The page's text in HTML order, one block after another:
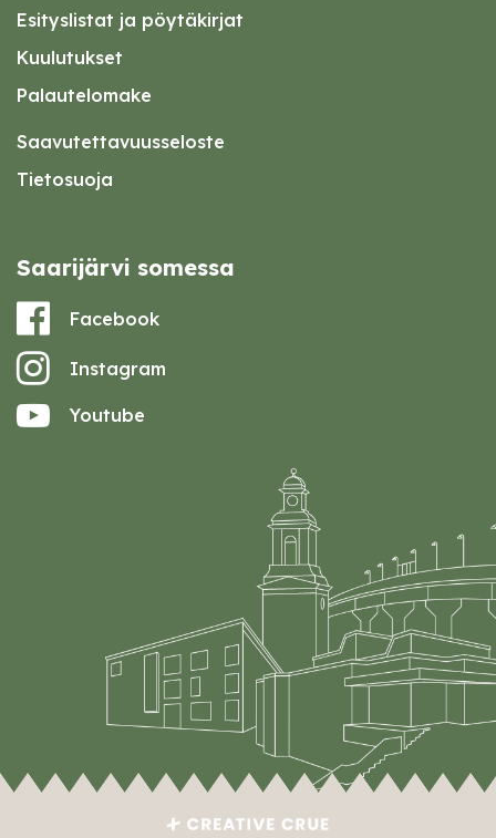
Esityslistat ja pöytäkirjat
Kuulutukset
Palautelomake
Saavutettavuusseloste
Tietosuoja
Saarijärvi somessa
Facebook
Instagram
Youtube